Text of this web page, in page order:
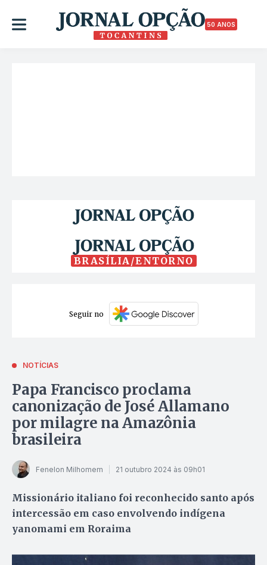
50 ANOS
BRASÍLIA/ENTORNO
Seguir no
NOTÍCIAS
Papa Francisco proclama
canonização de José Allamano
por milagre na Amazônia
brasileira
Fenelon Milhomem 21 outubro 2024 às 09h01
Missionário italiano foi reconhecido santo após
intercessão em caso envolvendo indígena
yanomami em Roraima